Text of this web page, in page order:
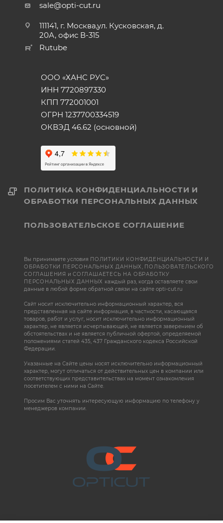
sale@opti-cut.ru
111141, г. Москва,ул. Кусковская, д.
20А, офис В-315
Rutube
ООО «ХАНС РУС»
ИНН 7720897330
КПП 772001001
ОГРН 1237700334519
ОКВЭД 46.62 (основной)
ПОЛИТИКА КОНФИДЕНЦИАЛЬНОСТИ И
ОБРАБОТКИ ПЕРСОНАЛЬНЫХ ДАННЫХ
ПОЛЬЗОВАТЕЛЬСКОЕ СОГЛАШЕНИЕ
Вы принимаете условия ПОЛИТИКИ КОНФИДЕНЦИАЛЬНОСТИ И
ОБРАБОТКИ ПЕРСОНАЛЬНЫХ ДАННЫХ, ПОЛЬЗОВАТЕЛЬСКОГО
СОГЛАШЕНИЯ иСОГЛАШАЕТЕСЬ НА ОБРАБОТКУ
ПЕРСОНАЛЬНЫХ ДАННЫХ каждый раз, когда оставляете свои
данные в любой форме обратной связи на сайте opti-cut.ru
Сайт носит исключительно информационный характер, вся
представленная на сайте информация, в частности, касающаяся
товаров, работ и услуг, носит исключительно информационный
характер, не является исчерпывающей, не является заверением об
обстоятельствах и не является публичной офертой, определяемой
положениями статей 435, 437 Гражданского кодекса Российской
Федерации.
Указанные на Сайте цены носят исключительно информационный
характер, могут отличаться от действительных цен в компании или
соответствующих представительствах на момент ознакомления
посетителем с ними на Сайте.
Просим Вас уточнять интересующую информацию по телефону у
менеджеров компании.